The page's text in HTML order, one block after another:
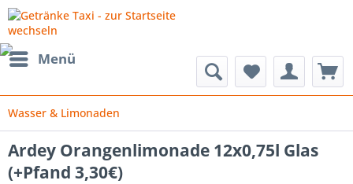
Menü
Wasser & Limonaden
Ardey Orangenlimonade 12x0,75l Glas
(+Pfand 3,30€)